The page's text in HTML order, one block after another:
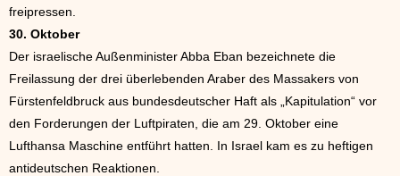
freipressen.
30. Oktober
Der israelische Außenminister Abba Eban bezeichnete die
Freilassung der drei überlebenden Araber des Massakers von
Fürstenfeldbruck aus bundesdeutscher Haft als „Kapitulation“ vor
den Forderungen der Luftpiraten, die am 29. Oktober eine
Lufthansa Maschine entführt hatten. In Israel kam es zu heftigen
antideutschen Reaktionen.